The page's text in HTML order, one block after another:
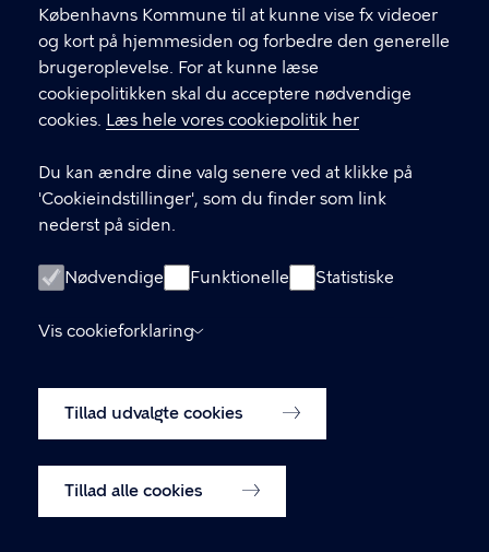
Københavns Kommune til at kunne vise fx videoer
og kort på hjemmesiden og forbedre den generelle
brugeroplevelse. For at kunne læse
cookiepolitikken skal du acceptere nødvendige
cookies. Læs hele vores cookiepolitik her
Du kan ændre dine valg senere ved at klikke på
'Cookieindstillinger', som du finder som link
nederst på siden.
Nødvendige Funktionelle Statistiske
Vis cookieforklaring
Tillad udvalgte cookies
Tillad alle cookies
CVR-nummer64942212
GENVEJE
Digital Post
Databeskyttelse
Tilgængelighedserklæring
Om hjemmesiden
Cookiepolitik